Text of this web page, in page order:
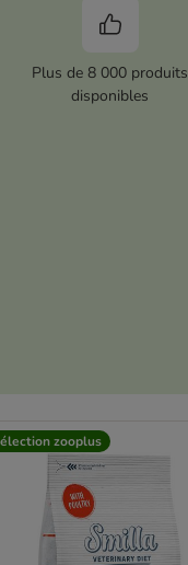
Plus de 8 000 produits
disponibles
zooplus